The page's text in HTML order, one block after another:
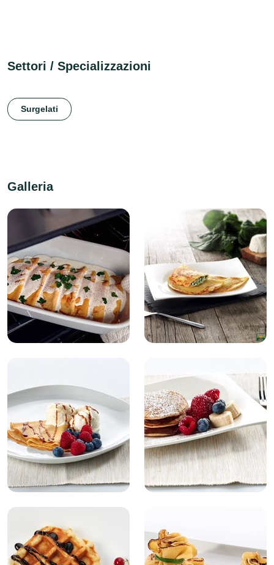
Settori / Specializzazioni
Surgelati
Galleria